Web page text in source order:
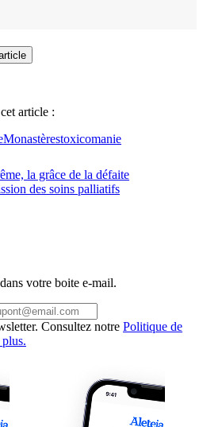
article :
Monastèrestoxicomanie
la grâce de la défaite
des soins palliatifs
votre boite e-mail.
Consultez notre Politique de